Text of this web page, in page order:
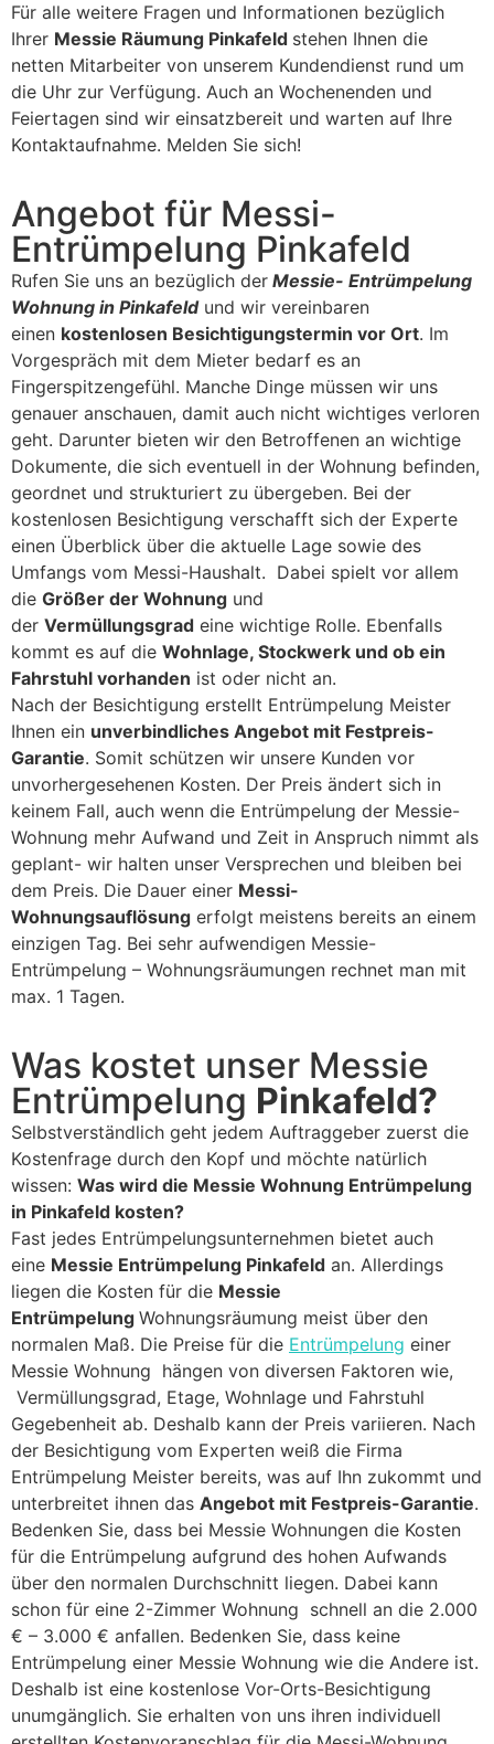
Für alle weitere Fragen und Informationen bezüglich
Ihrer Messie Räumung Pinkafeld stehen Ihnen die
netten Mitarbeiter von unserem Kundendienst rund um
die Uhr zur Verfügung. Auch an Wochenenden und
Feiertagen sind wir einsatzbereit und warten auf Ihre
Kontaktaufnahme. Melden Sie sich!
Angebot für Messi-
Entrümpelung Pinkafeld
Rufen Sie uns an bezüglich der Messie- Entrümpelung
Wohnung in Pinkafeldund wir vereinbaren
einen kostenlosen Besichtigungstermin vor Ort. Im
Vorgespräch mit dem Mieter bedarf es an
Fingerspitzengefühl. Manche Dinge müssen wir uns
genauer anschauen, damit auch nicht wichtiges verloren
geht. Darunter bieten wir den Betroffenen an wichtige
Dokumente, die sich eventuell in der Wohnung befinden,
geordnet und strukturiert zu übergeben. Bei der
kostenlosen Besichtigung verschafft sich der Experte
einen Überblick über die aktuelle Lage sowie des
Umfangs vom Messi-Haushalt. Dabei spielt vor allem
die Größer der Wohnung und
der Vermüllungsgrad eine wichtige Rolle. Ebenfalls
kommt es auf die Wohnlage, Stockwerk und ob ein
Fahrstuhl vorhanden ist oder nicht an.
Nach der Besichtigung erstellt Entrümpelung Meister
Ihnen ein unverbindliches Angebot mit Festpreis-
Garantie. Somit schützen wir unsere Kunden vor
unvorhergesehenen Kosten. Der Preis ändert sich in
keinem Fall, auch wenn die Entrümpelung der Messie-
Wohnung mehr Aufwand und Zeit in Anspruch nimmt als
geplant- wir halten unser Versprechen und bleiben bei
dem Preis. Die Dauer einer Messi-
Wohnungsauflösung erfolgt meistens bereits an einem
einzigen Tag. Bei sehr aufwendigen Messie-
Entrümpelung – Wohnungsräumungen rechnet man mit
max. 1 Tagen.
Was kostet unser Messie
Entrümpelung Pinkafeld?
Selbstverständlich geht jedem Auftraggeber zuerst die
Kostenfrage durch den Kopf und möchte natürlich
wissen: Was wird die Messie Wohnung Entrümpelung
in Pinkafeld kosten?
Fast jedes Entrümpelungsunternehmen bietet auch
eine Messie Entrümpelung Pinkafeld an. Allerdings
liegen die Kosten für die Messie
Entrümpelung Wohnungsräumung meist über den
normalen Maß. Die Preise für die Entrümpelung einer
Messie Wohnung hängen von diversen Faktoren wie,
Vermüllungsgrad, Etage, Wohnlage und Fahrstuhl
Gegebenheit ab. Deshalb kann der Preis variieren. Nach
der Besichtigung vom Experten weiß die Firma
Entrümpelung Meister bereits, was auf Ihn zukommt und
unterbreitet ihnen das Angebot mit Festpreis-Garantie.
Bedenken Sie, dass bei Messie Wohnungen die Kosten
für die Entrümpelung aufgrund des hohen Aufwands
über den normalen Durchschnitt liegen. Dabei kann
schon für eine 2-Zimmer Wohnung schnell an die 2.000
€ – 3.000 € anfallen. Bedenken Sie, dass keine
Entrümpelung einer Messie Wohnung wie die Andere ist.
Deshalb ist eine kostenlose Vor-Orts-Besichtigung
unumgänglich. Sie erhalten von uns ihren individuell